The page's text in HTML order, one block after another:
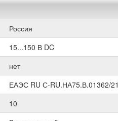
Россия
15...150 В DC
нет
ЕАЭС RU С-RU.НА75.В.01362/21
10